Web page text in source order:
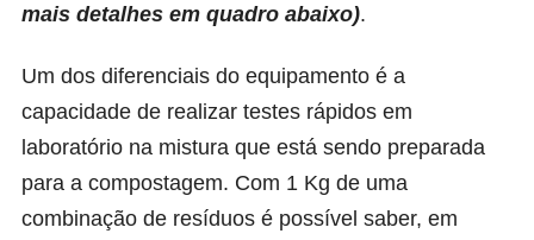
mais detalhes em quadro abaixo).
Um dos diferenciais do equipamento é a
capacidade de realizar testes rápidos em
laboratório na mistura que está sendo preparada
para a compostagem. Com 1 Kg de uma
combinação de resíduos é possível saber, em